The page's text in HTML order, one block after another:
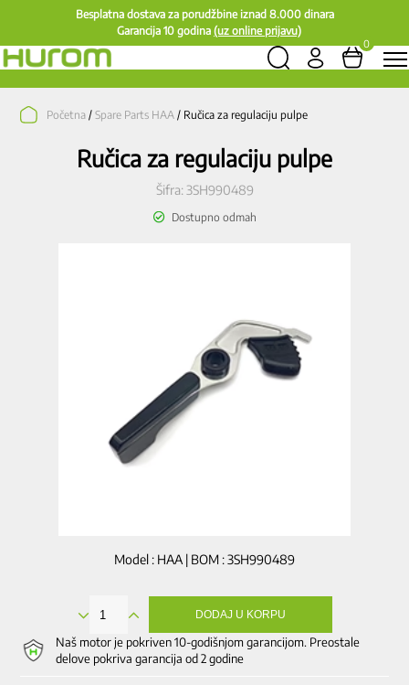
Besplatna dostava za porudžbine iznad 8.000 dinara
Garancija 10 godina (uz online prijavu)
0
Početna /Spare Parts HAA / Ručica za regulaciju pulpe
Ručica za regulaciju pulpe
Šifra: 3SH990489
Model : HAA | BOM : 3SH990489
Ručica
za
regulaciju
DODAJ U KORPU
Naš motor je pokriven 10-godišnjom garancijom. Preostale
delove pokriva garancija od 2 godine